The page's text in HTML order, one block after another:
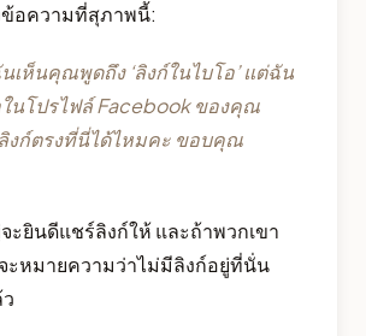
อความที่สุภาพนี้:
เห็นคุณพูดถึง ‘ลิงก์ในไบโอ’ แต่ฉัน
นโปรไฟล์ Facebook ของคุณ
งก์ตรงที่นี่ได้ไหมคะ ขอบคุณ
ยินดีแชร์ลิงก์ให้ และถ้าพวกเขา
ะหมายความว่าไม่มีลิงก์อยู่ที่นั่น